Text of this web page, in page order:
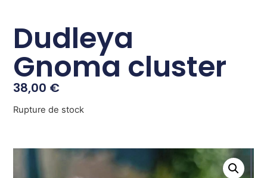
Dudleya
Gnoma cluster
38,00 €
Rupture de stock